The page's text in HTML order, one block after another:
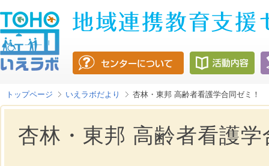
トップページ いえラボだより 杏林・東邦 高齢者看護学合同ゼミ！
杏林・東邦 高齢者看護